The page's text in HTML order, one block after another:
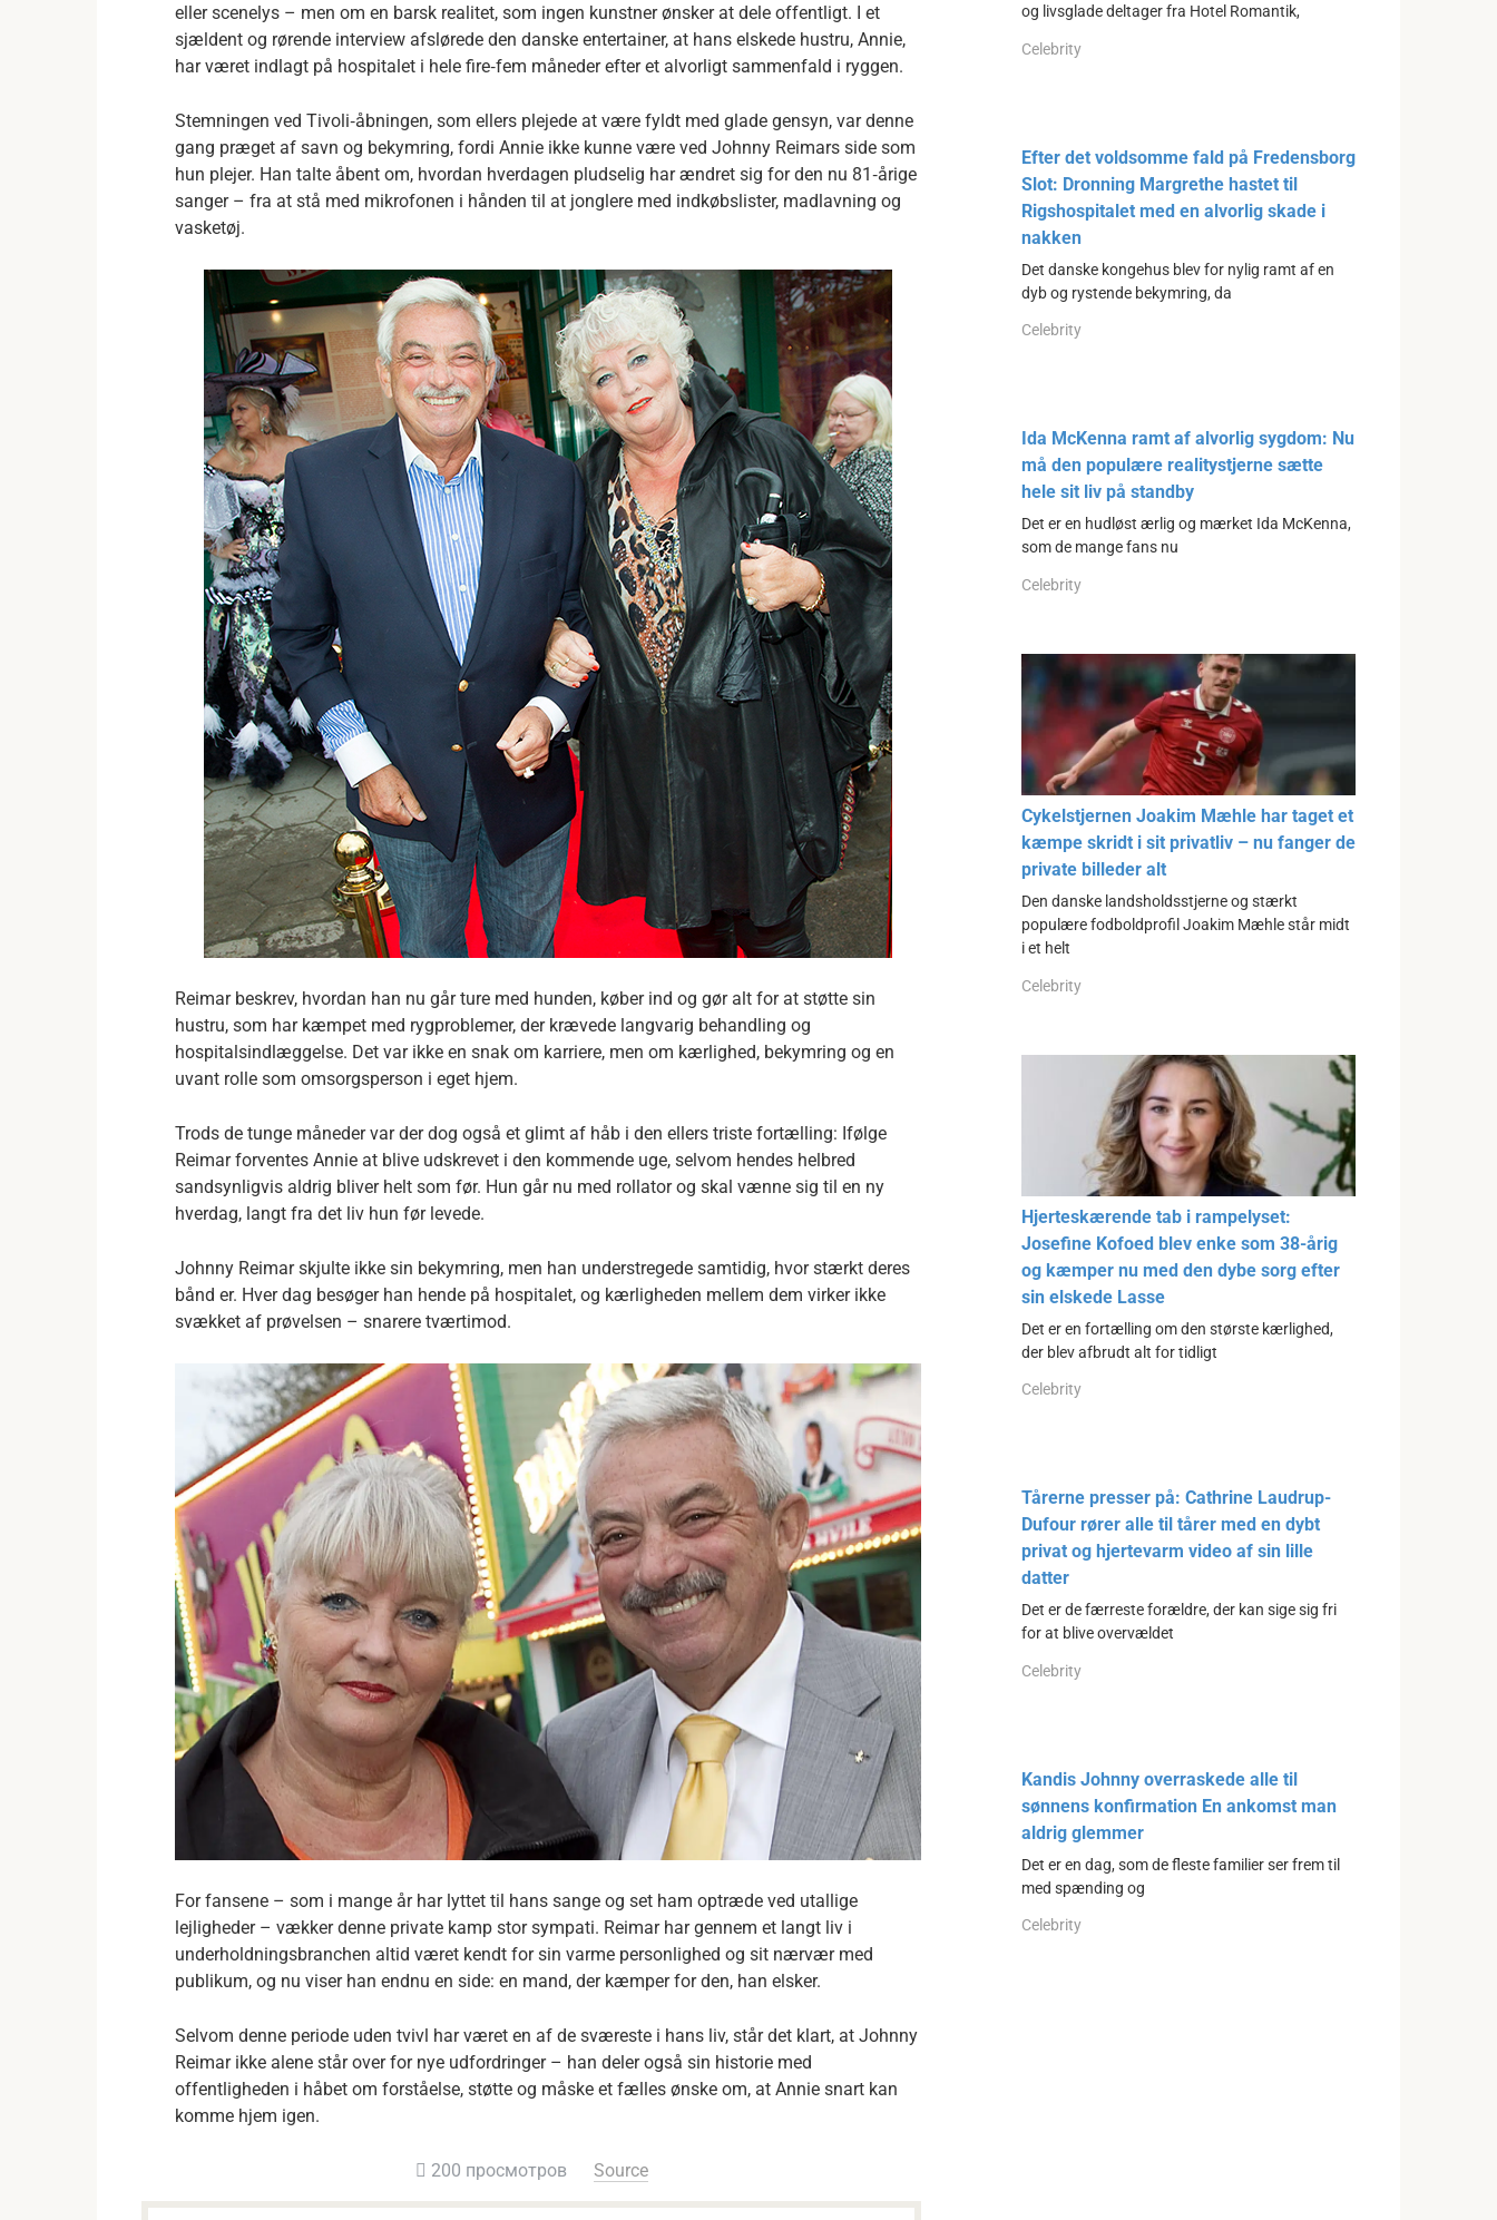
eller scenelys – men om en barsk realitet, som ingen kunstner ønsker at dele offentligt. I et
sjældent og rørende interview afslørede den danske entertainer, at hans elskede hustru, Annie,
har været indlagt på hospitalet i hele fire‑fem måneder efter et alvorligt sammenfald i ryggen.
Stemningen ved Tivoli‑åbningen, som ellers plejede at være fyldt med glade gensyn, var denne
gang præget af savn og bekymring, fordi Annie ikke kunne være ved Johnny Reimars side som
hun plejer. Han talte åbent om, hvordan hverdagen pludselig har ændret sig for den nu 81‑årige
sanger – fra at stå med mikrofonen i hånden til at jonglere med indkøbslister, madlavning og
vasketøj.
Reimar beskrev, hvordan han nu går ture med hunden, køber ind og gør alt for at støtte sin
hustru, som har kæmpet med rygproblemer, der krævede langvarig behandling og
hospitalsindlæggelse. Det var ikke en snak om karriere, men om kærlighed, bekymring og en
uvant rolle som omsorgsperson i eget hjem.
Trods de tunge måneder var der dog også et glimt af håb i den ellers triste fortælling: Ifølge
Reimar forventes Annie at blive udskrevet i den kommende uge, selvom hendes helbred
sandsynligvis aldrig bliver helt som før. Hun går nu med rollator og skal vænne sig til en ny
hverdag, langt fra det liv hun før levede.
Johnny Reimar skjulte ikke sin bekymring, men han understregede samtidig, hvor stærkt deres
bånd er. Hver dag besøger han hende på hospitalet, og kærligheden mellem dem virker ikke
svækket af prøvelsen – snarere tværtimod.
For fansene – som i mange år har lyttet til hans sange og set ham optræde ved utallige
lejligheder – vækker denne private kamp stor sympati. Reimar har gennem et langt liv i
underholdningsbranchen altid været kendt for sin varme personlighed og sit nærvær med
publikum, og nu viser han endnu en side: en mand, der kæmper for den, han elsker.
Selvom denne periode uden tvivl har været en af de sværeste i hans liv, står det klart, at Johnny
Reimar ikke alene står over for nye udfordringer – han deler også sin historie med
offentligheden i håbet om forståelse, støtte og måske et fælles ønske om, at Annie snart kan
komme hjem igen.
200 просмотров Source
og livsglade deltager fra Hotel Romantik,
Celebrity
Efter det voldsomme fald på Fredensborg
Slot: Dronning Margrethe hastet til
Rigshospitalet med en alvorlig skade i
nakken
Det danske kongehus blev for nylig ramt af en
dyb og rystende bekymring, da
Celebrity
Ida McKenna ramt af alvorlig sygdom: Nu
må den populære realitystjerne sætte
hele sit liv på standby
Det er en hudløst ærlig og mærket Ida McKenna,
som de mange fans nu
Celebrity
Cykelstjernen Joakim Mæhle har taget et
kæmpe skridt i sit privatliv – nu fanger de
private billeder alt
Den danske landsholdsstjerne og stærkt
populære fodboldprofil Joakim Mæhle står midt
i et helt
Celebrity
Hjerteskærende tab i rampelyset:
Josefine Kofoed blev enke som 38-årig
og kæmper nu med den dybe sorg efter
sin elskede Lasse
Det er en fortælling om den største kærlighed,
der blev afbrudt alt for tidligt
Celebrity
Tårerne presser på: Cathrine Laudrup-
Dufour rører alle til tårer med en dybt
privat og hjertevarm video af sin lille
datter
Det er de færreste forældre, der kan sige sig fri
for at blive overvældet
Celebrity
Kandis Johnny overraskede alle til
sønnens konfirmation En ankomst man
aldrig glemmer
Det er en dag, som de fleste familier ser frem til
med spænding og
Celebrity